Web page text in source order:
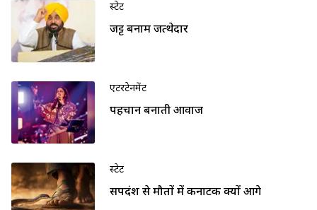
स्टेट
जट्ट बनाम जत्थेदार
एंटरटेनमेंट
पहचान बनाती आवाज
स्टेट
सर्पदंश से मौतों में कर्नाटक क्यों आगे